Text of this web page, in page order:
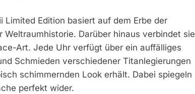
Limited Edition basiert auf dem Erbe der
Darüber hinaus verbindet sie
Art. Jede Uhr verfügt über ein auffälliges
Schmieden verschiedener Titanlegierungen
schimmernden Look erhält. Dabei spiegeln
perfekt wider.